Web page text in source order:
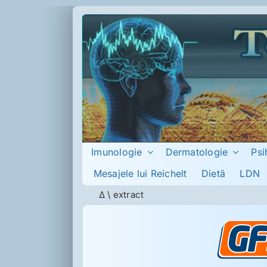
Imunologie Dermatologie
Mesajele lui Reichelt
Dietă LDN
Δ \ extract